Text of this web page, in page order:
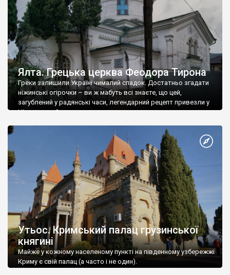
Ялта. Грецька церква Феодора Тирона
Греки залишили Україні чималий спадок. Достатньо згадати
ніжинські огірочки – ви ж мабуть всі знаєте, що цей,
загублений у радянські часи, легендарний рецепт привезли у
Ніжин греки?
Утьос. Кримський палац грузинської
княгині
Майже у кожному населеному пункті на південному узбережжі
Криму є свій палац (а часто і не один).